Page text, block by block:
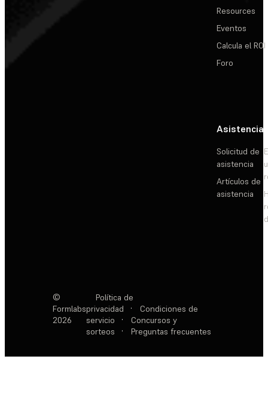
Resources
Eventos
Calcula el ROI
Foro
Asistencia
Solicitud de
asistencia
Artículos de
asistencia
©
Formlabs
2026
Política de
privacidad
·
Condiciones de
servicio
·
Concursos y
sorteos
· Preguntas frecuentes